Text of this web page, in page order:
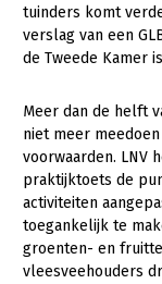
Plant
Akkerbouw
Biologische
Bollenteelt
Bomen,
tuinders komt
verslag van een
de Tweede Kamer
Meer dan de helft
niet meer
voorwaarden. LNV
praktijktoets de
activiteiten
toegankelijk te
groenten- en
vleesveehouders